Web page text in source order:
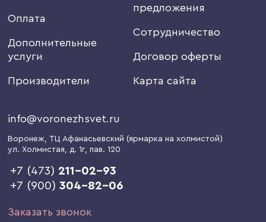
Оплата
Дополнительные
услуги
Производители
предложения
Сотрудничество
Договор оферты
Карта сайта
info@voronezhsvet.ru
Воронеж, ТЦ Афанасьевский (ярмарка на холмистой)
ул. Холмистая, д. 1г, пав. 120
+7 (473) 211-02-93
+7 (900)304-82-06
Заказать звонок